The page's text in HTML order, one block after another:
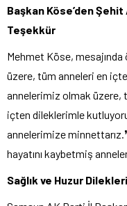
Başkan Köse’den
Teşekkür
Mehmet Köse,
üzere, tüm anneleri en
annelerimiz olmak üzere,
içten dileklerimle
annelerimize
hayatını kaybetmiş
Sağlık ve Huzur Dilekleri